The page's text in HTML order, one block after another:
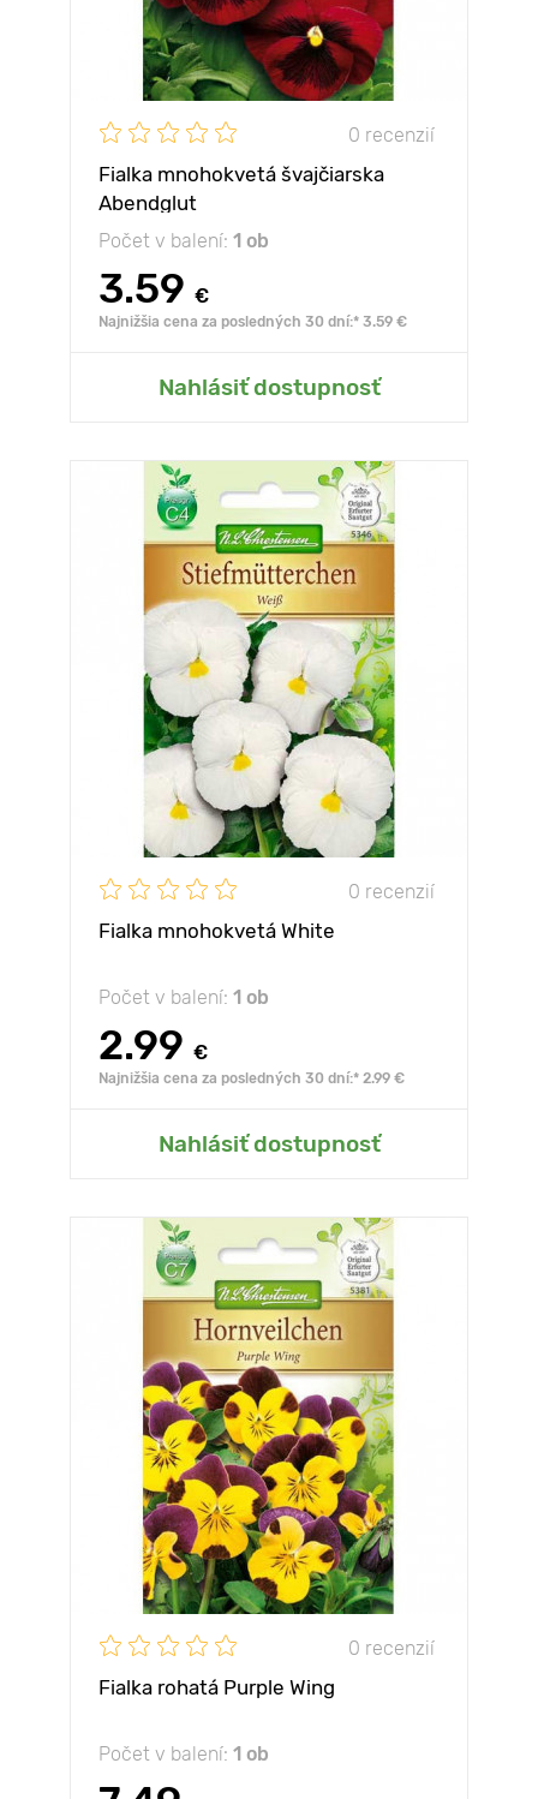
0 recenzií
Fialka mnohokvetá švajčiarska
Abendglut
Počet v balení: 1 ob
3.59 €
Najnižšia cena za posledných 30 dní:* 3.59 €
Nahlásiť dostupnosť
0 recenzií
Fialka mnohokvetá White
Počet v balení: 1 ob
2.99 €
Najnižšia cena za posledných 30 dní:* 2.99 €
Nahlásiť dostupnosť
0 recenzií
Fialka rohatá Purple Wing
Počet v balení: 1 ob